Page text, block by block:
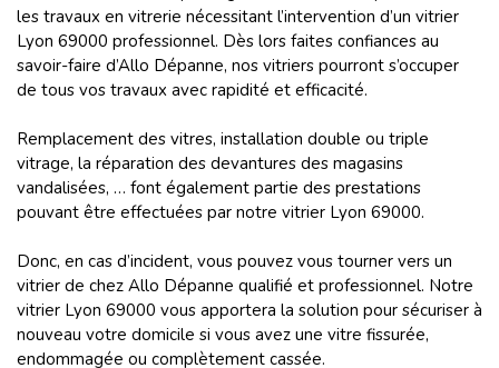
les travaux en vitrerie nécessitant l’intervention d’un vitrier
Lyon 69000 professionnel. Dès lors faites confiances au
savoir-faire d’Allo Dépanne, nos vitriers pourront s’occuper
de tous vos travaux avec rapidité et efficacité.
Remplacement des vitres, installation double ou triple
vitrage, la réparation des devantures des magasins
vandalisées, … font également partie des prestations
pouvant être effectuées par notre vitrier Lyon 69000.
Donc, en cas d’incident, vous pouvez vous tourner vers un
vitrier de chez Allo Dépanne qualifié et professionnel. Notre
vitrier Lyon 69000 vous apportera la solution pour sécuriser à
nouveau votre domicile si vous avez une vitre fissurée,
endommagée ou complètement cassée.